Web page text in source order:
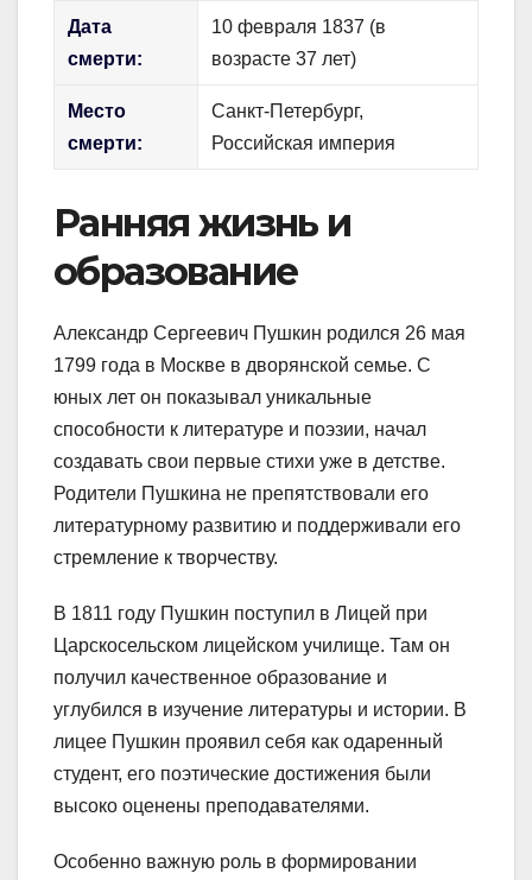
Дата
смерти:
10 февраля 1837 (в
возрасте 37 лет)
Место
смерти:
Санкт-Петербург,
Российская империя
Ранняя жизнь и
образование
Александр Сергеевич Пушкин родился 26 мая
1799 года в Москве в дворянской семье. С
юных лет он показывал уникальные
способности к литературе и поэзии, начал
создавать свои первые стихи уже в детстве.
Родители Пушкина не препятствовали его
литературному развитию и поддерживали его
стремление к творчеству.
В 1811 году Пушкин поступил в Лицей при
Царскосельском лицейском училище. Там он
получил качественное образование и
углубился в изучение литературы и истории. В
лицее Пушкин проявил себя как одаренный
студент, его поэтические достижения были
высоко оценены преподавателями.
Особенно важную роль в формировании